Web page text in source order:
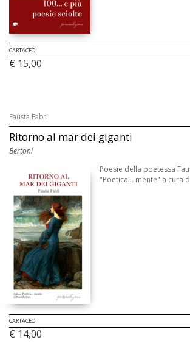
CARTACEO
€ 15,00
Fausta Fabri
Ritorno al mar dei giganti
Bertoni
Poesie della poetessa
"Poetica... mente" a cura
CARTACEO
€ 14,00